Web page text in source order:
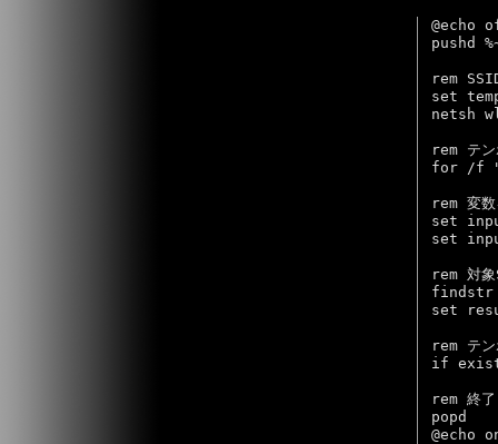
@echo
pushd
rem
set
netsh
rem テン
for /f
rem 変数
set
set
rem 対象
findstr
set
rem テン
if exist
rem 終了
popd
@echo